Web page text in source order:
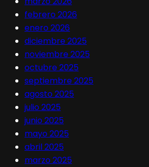
febrero 2026
enero 2026
diciembre 2025
noviembre 2025
octubre 2025
septiembre 2025
agosto 2025
julio 2025
junio 2025
mayo 2025
abril 2025
marzo 2025